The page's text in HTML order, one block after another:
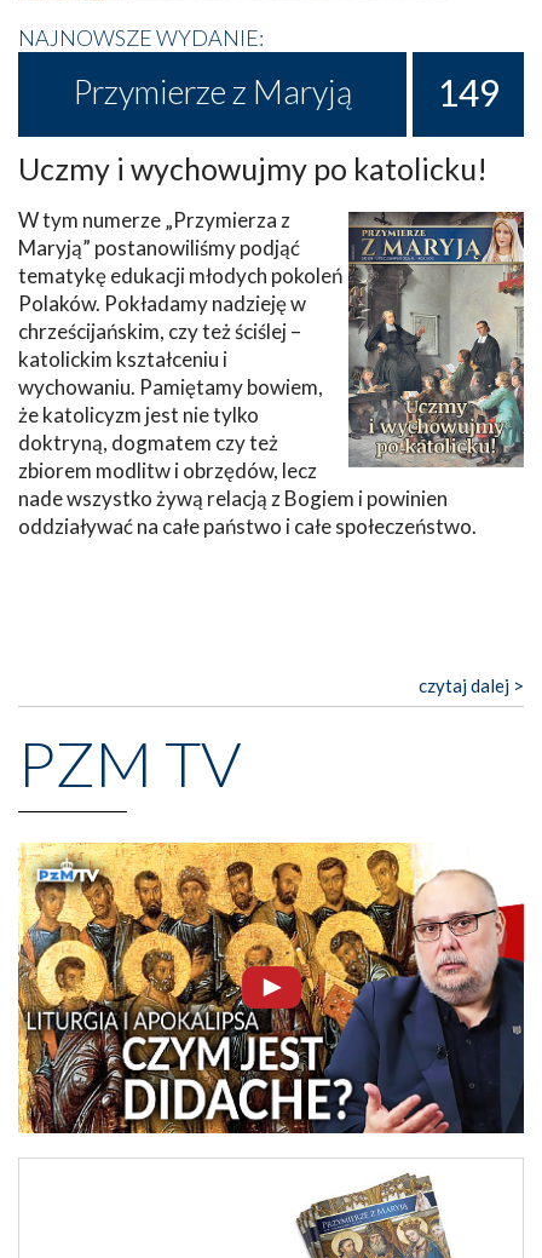
NAJNOWSZE WYDANIE:
Przymierze z Maryją 149
Uczmy i wychowujmy po katolicku!
W tym numerze „Przymierza z
Maryją” postanowiliśmy podjąć
tematykę edukacji młodych pokoleń
Polaków. Pokładamy nadzieję w
chrześcijańskim, czy też ściślej –
katolickim kształceniu i
wychowaniu. Pamiętamy bowiem,
że katolicyzm jest nie tylko
doktryną, dogmatem czy też
zbiorem modlitw i obrzędów, lecz
nade wszystko żywą relacją z Bogiem i powinien
oddziaływać na całe państwo i całe społeczeństwo.
czytaj dalej >
PZM TV